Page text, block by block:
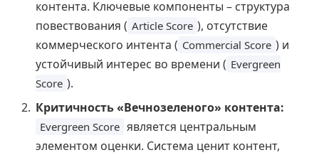
контента. Ключевые компоненты – структура
повествования ( Article Score ), отсутствие
коммерческого интента ( Commercial Score ) и
устойчивый интерес во времени ( Evergreen
Score ).
Критичность «Вечнозеленого» контента:
Evergreen Score является центральным
элементом оценки. Система ценит контент,